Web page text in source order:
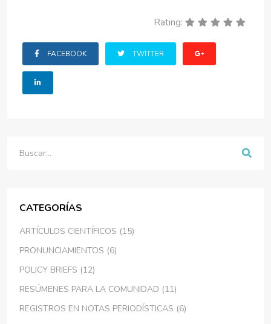
Rating:
FACEBOOK TWITTER
CATEGORÍAS
ARTÍCULOS CIENTÍFICOS (15)
PRONUNCIAMIENTOS (6)
POLICY BRIEFS (12)
RESÚMENES PARA LA COMUNIDAD (11)
REGISTROS EN NOTAS PERIODÍSTICAS (6)